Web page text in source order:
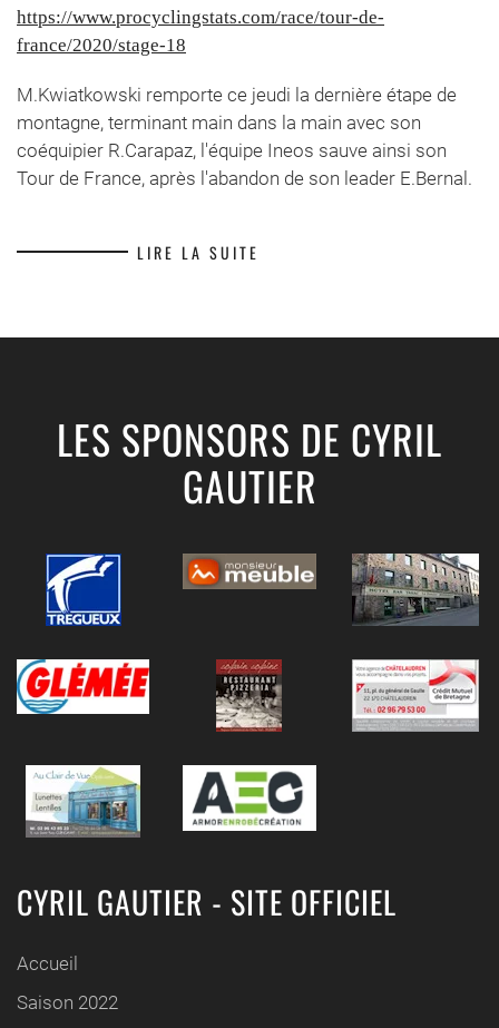
https://www.procyclingstats.com/race/tour-de-
france/2020/stage-18
M.Kwiatkowski remporte ce jeudi la dernière étape de
montagne, terminant main dans la main avec son
coéquipier R.Carapaz, l'équipe Ineos sauve ainsi son
Tour de France, après l'abandon de son leader E.Bernal.
LIRE LA SUITE
LES SPONSORS DE CYRIL
GAUTIER
CYRIL GAUTIER - SITE OFFICIEL
Accueil
Saison 2022